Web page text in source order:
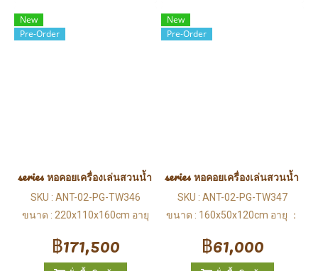
New
Pre-Order
series หอคอยเครื่องเล่นสวนน้ำ (Water Park)
SKU : ANT-02-PG-TW346
ขนาด : 220x110x160cm อายุ
฿171,500
New
Pre-Order
series หอคอยเครื่องเล่นสวนน้ำ
SKU : ANT-02-PG-TW347
ขนาด : 160x50x120cm อายุ ：
฿61,000